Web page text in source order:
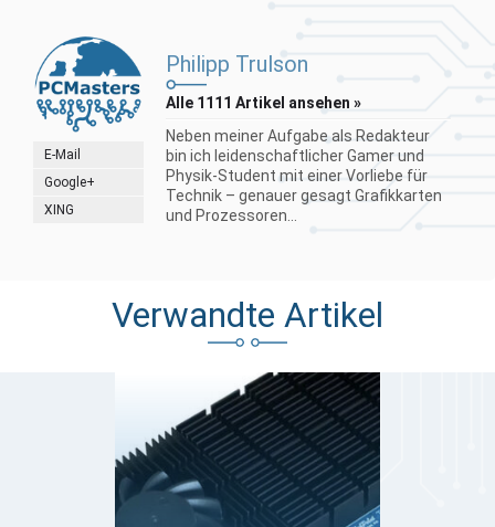
E-Mail
Google+
XING
Philipp Trulson
Alle 1111 Artikel ansehen »
Neben meiner Aufgabe als Redakteur
bin ich leidenschaftlicher Gamer und
Physik-Student mit einer Vorliebe für
Technik – genauer gesagt Grafikkarten
und Prozessoren...
Verwandte Artikel